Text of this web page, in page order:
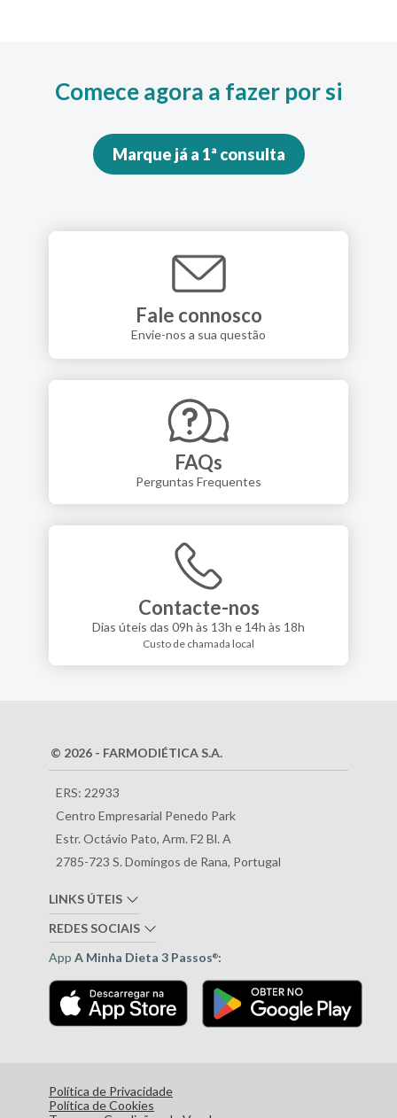
Comece agora a fazer por si
Marque já a 1ª consulta
Fale connosco
Envie-nos a sua questão
FAQs
Perguntas Frequentes
Contacte-nos
Dias úteis das 09h às 13h e 14h às 18h
Custo de chamada local
© 2026 - FARMODIÉTICA S.A.
ERS: 22933
Centro Empresarial Penedo Park
Estr. Octávio Pato, Arm. F2 Bl. A
2785-723 S. Domingos de Rana, Portugal
LINKS ÚTEIS
REDES SOCIAIS
App A Minha Dieta 3 Passos®:
Política de Privacidade
Política de Cookies